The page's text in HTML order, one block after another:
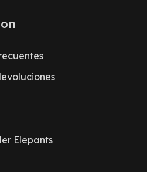
Elepants